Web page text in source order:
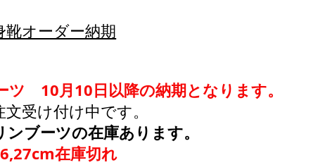
靴オーダー納期
ツ　10月10日以降の納期となります。
受け付け中です。
ンブーツの在庫あります。
在庫切れ